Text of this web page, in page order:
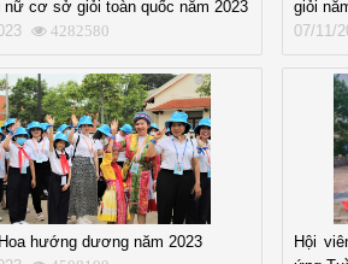
nữ cơ sở giỏi toàn quốc năm 2023
4282580
giỏi
07/11/
hướng dương năm 2023
Hội